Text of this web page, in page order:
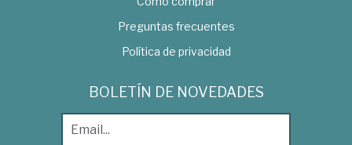
Preguntas frecuentes
Política de privacidad
BOLETÍN DE NOVEDADES